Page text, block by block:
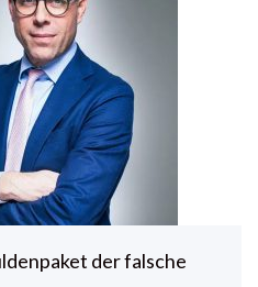
der falsche